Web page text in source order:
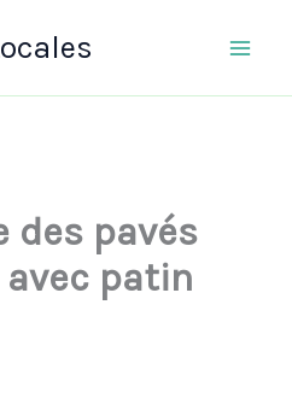
des pavés
avec patin